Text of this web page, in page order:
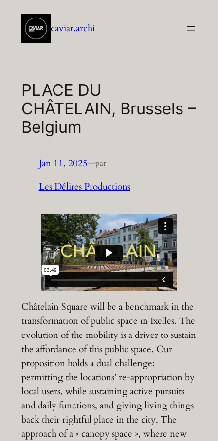
contenu
caviar.archi
PLACE DU
CHÂTELAIN, Brussels –
Belgium
Jan 11, 2025—par
Les Délires Productions
Châtelain Square will be a benchmark in the
transformation of public space in Ixelles. The
evolution of the mobility is a driver to sustain
the affordance of this public space. Our
proposition holds a dual challenge:
permitting the locations’ re-appropriation by
local users, while sustaining active pursuits
and daily functions, and giving living things
back their rightful place in the city. The
approach of a « canopy space », where new